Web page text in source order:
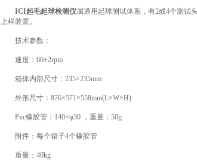
ICI起毛起球检测仪属通用起球测试体系，有2或4个测试
上样装置。
技术参数：
速度：60±2rpm
箱体内部尺寸：235×235mm
外形尺寸：876×571×558mm(L×W×H)
Pvc橡胶管：140×φ30 ，重量：50g
附件：每个箱子4个橡胶管
重量：40kg